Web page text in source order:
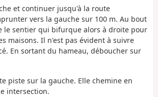
et continuer jusqu'à la route
vers la gauche sur 100 m. Au bout
le sentier qui bifurque alors à droite pour
maisons. Il n'est pas évident à suivre
En sortant du hameau, déboucher sur
piste sur la gauche. Elle chemine en
intersection.